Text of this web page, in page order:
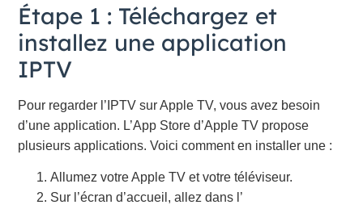
Étape 1 : Téléchargez et
installez une application
IPTV
Pour regarder l’IPTV sur Apple TV, vous avez besoin
d’une application. L’App Store d’Apple TV propose
plusieurs applications. Voici comment en installer une :
Allumez votre Apple TV et votre téléviseur.
Sur l’écran d’accueil, allez dans l’